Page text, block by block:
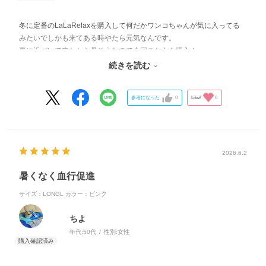
冬に定番のLaLaRelaxを購入して何だかワンコちゃんが気に入ってる
みたいでしかも来てある時やたら元気なんです。
夏に近づいて来たから暑そうなので今回こちらを購入！
手を入れたらヒンヤリしてびっくり！
続きを読む
参考になった 0 Like! 0
2026.6.2
暑くなく血行促進
サイズ：LONGL カラー：ピンク
ちよ
年代:50代 性別:女性